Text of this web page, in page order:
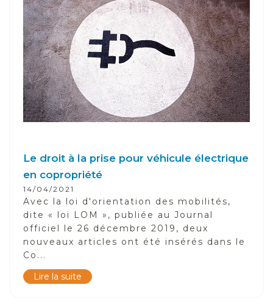
Le droit à la prise pour véhicule électrique
en copropriété
14/04/2021
Avec la loi d'orientation des mobilités,
dite « loi LOM », publiée au Journal
officiel le 26 décembre 2019, deux
nouveaux articles ont été insérés dans le
Co...
Lire la suite